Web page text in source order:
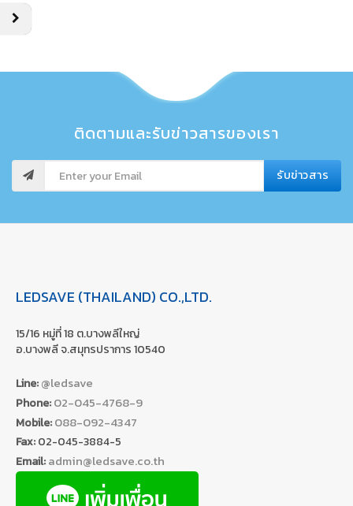
ติดตามและรับข่าวสารของเรา
รับข่าวสาร
LEDSAVE (THAILAND) CO.,LTD.
15/16 หมู่ที่ 18 ต.บางพลีใหญ่
อ.บางพลี จ.สมุทรปราการ 10540
Line:@ledsave
Phone:02-045-4768-9
Mobile:088-092-4347
Fax:02-045-3884-5
Email:admin@ledsave.co.th